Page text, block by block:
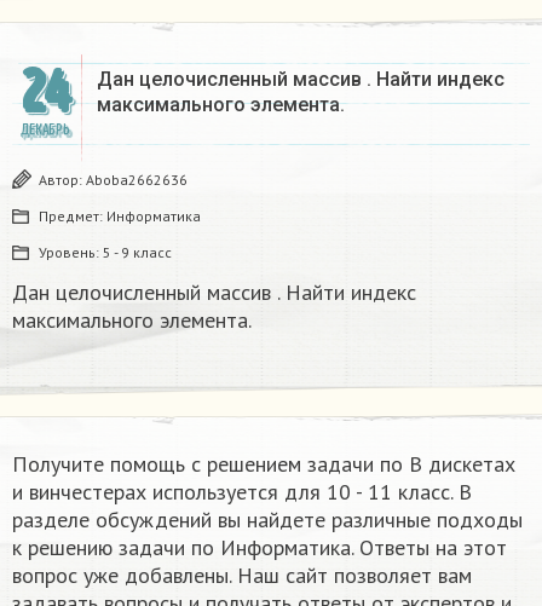
24
ДЕКАБРЬ
Дан целочисленный массив . Найти индекс
максимального элемента​.
Автор: Aboba2662636
Предмет: Информатика
Уровень: 5 - 9 класс
Дан целочисленный массив . Найти индекс
максимального элемента​.
Получите помощь с решением задачи по В дискетах
и винчестерах используется​ для 10 - 11 класс. В
разделе обсуждений вы найдете различные подходы
к решению задачи по Информатика. Ответы на этот
вопрос уже добавлены. Наш сайт позволяет вам